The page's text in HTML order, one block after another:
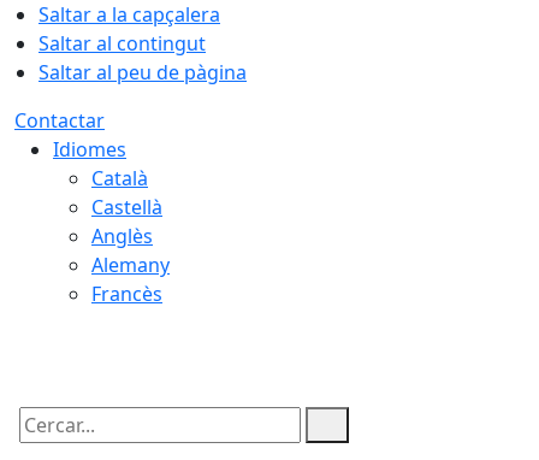
Saltar a la capçalera
Saltar al contingut
Saltar al peu de pàgina
Contactar
Idiomes
Català
Castellà
Anglès
Alemany
Francès
Cercar: